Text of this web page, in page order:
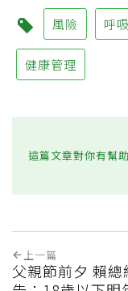
風險 呼
健康管理
這篇文章對你有幫
上一篇
父親節前夕 賴總